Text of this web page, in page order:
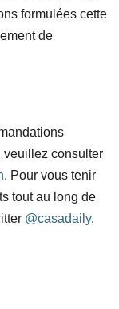
formulées cette
de
veuillez consulter
. Pour vous tenir
tout au long de
@casadaily.